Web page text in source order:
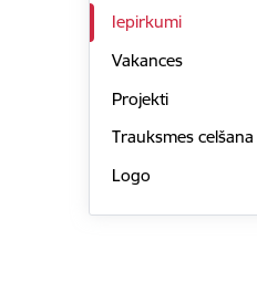
Iepirkumi
Vakances
Projekti
Trauksmes celšana
Logo